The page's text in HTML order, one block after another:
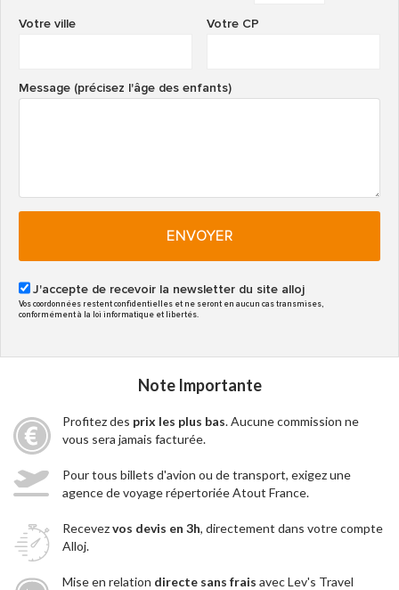
Votre CP
Votre ville
Message (précisez l'âge des enfants)
ENVOYER
J'accepte de recevoir la newsletter du site alloj
Vos coordonnées restent confidentielles et ne seront en aucun cas transmises,
conformément à la loi informatique et libertés.
Note Importante
Profitez des prix les plus bas. Aucune commission ne
vous sera jamais facturée.
Pour tous billets d'avion ou de transport, exigez une
agence de voyage répertoriée Atout France.
Recevezvos devis en 3h, directement dans votre compte
Alloj.
Mise en relation directe sans frais avec Lev's Travel